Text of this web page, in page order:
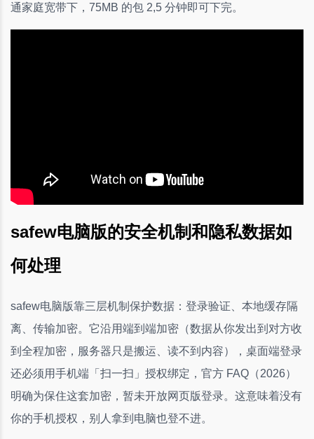
通家庭宽带下，75MB 的包 2,5 分钟即可下完。
safew电脑版的安全机制和隐私数据如
何处理
safew电脑版靠三层机制保护数据：登录验证、本地缓存隔
离、传输加密。它沿用端到端加密（数据从你发出到对方收
到全程加密，服务器只是搬运、读不到内容），桌面端登录
还必须用手机端「扫一扫」授权绑定，官方 FAQ（2026）
明确为保住这套加密，暂未开放网页版登录。这意味着没有
你的手机授权，别人拿到电脑也登不进。